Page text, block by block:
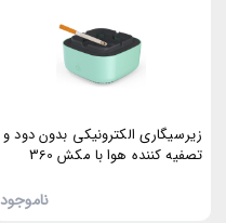
زیرسیگاری الکترونیکی بدون دود و
تصفیه کننده هوا با مکش 360
ناموجود